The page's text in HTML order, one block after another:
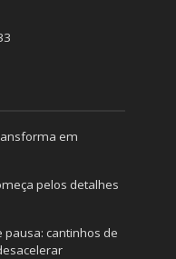
em
pelos detalhes
cantinhos de